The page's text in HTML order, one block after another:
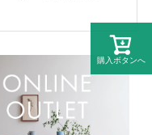
購入ボタンへ